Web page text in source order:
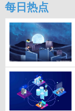
每日热点